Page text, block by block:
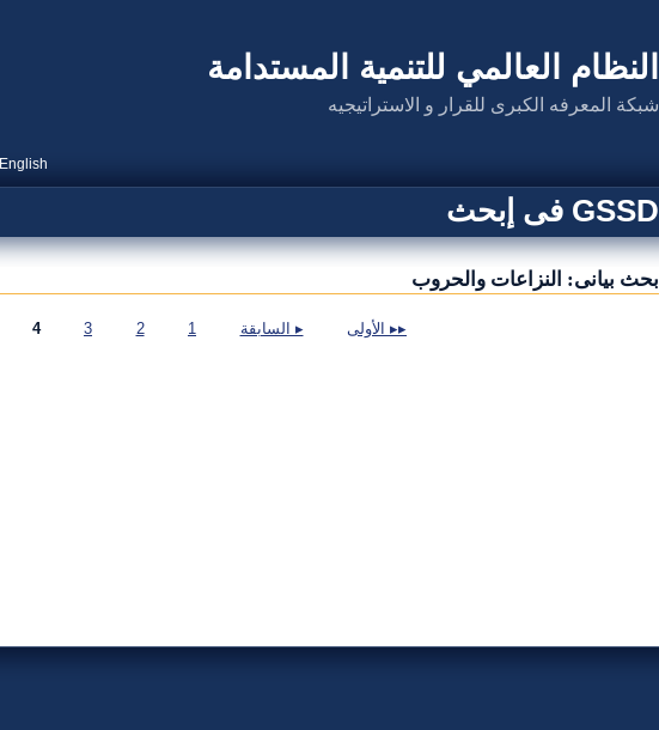
النظام العالمي للتنمية المستدامة
شبكة المعرفه الكبرى للقرار و الاستراتيجيه
English
GSSD فى إبحث
بحث بيانى: النزاعات والحروب
▸▸ الأولى ▸ السابقة 1
2
3
4